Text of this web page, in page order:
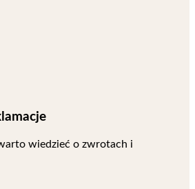
wiedzieć o zwrotach i